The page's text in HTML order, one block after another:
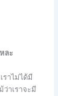
ละ
าไม่ได้มี
าเราจะมี